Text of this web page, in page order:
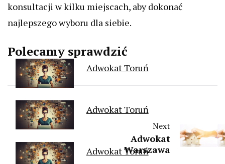
konsultacji w kilku miejscach, aby dokonać
najlepszego wyboru dla siebie.
Polecamy sprawdzić
Adwokat Toruń
Adwokat Toruń
Adwokat Toruń
Next
Adwokat
Warszawa